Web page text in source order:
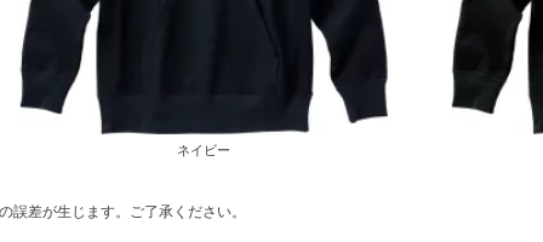
ネイビー
差が生じます。ご了承ください。